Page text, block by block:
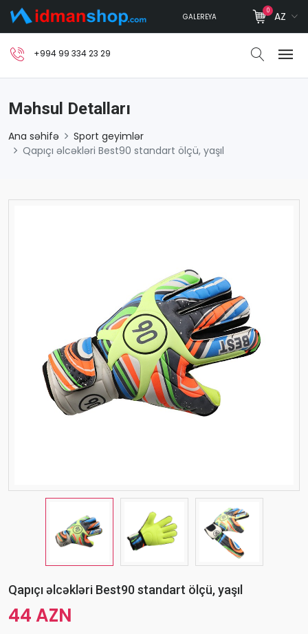
GALEREYA
0 AZ
+994 99 334 23 29
Məhsul Detalları
Ana səhifə
Sport geyimlər
Qapıçı əlcəkləri Best90 standart ölçü, yaşıl
Qapıçı əlcəkləri Best90 standart ölçü, yaşıl
44 AZN